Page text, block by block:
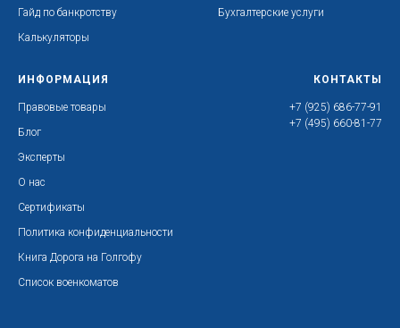
Гайд по банкротству
Калькуляторы
Бухгалтерские услуги
ИНФОРМАЦИЯ
Правовые товары
Блог
Эксперты
О нас
Сертификаты
Политика конфиденциальности
Книга Дорога на Голгофу
Список военкоматов
КОНТАКТЫ
+7 (925) 686-77-91
+7 (495) 660-81-77